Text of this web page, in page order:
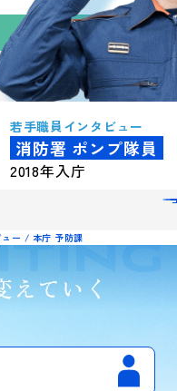
若手職員 インタビュー
消防署 ポンプ隊員
2018年入庁
ュー / 本庁 予防課